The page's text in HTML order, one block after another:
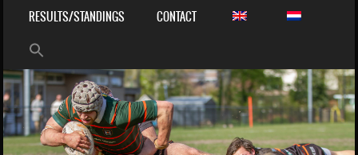
RESULTS/STANDINGS
CONTACT